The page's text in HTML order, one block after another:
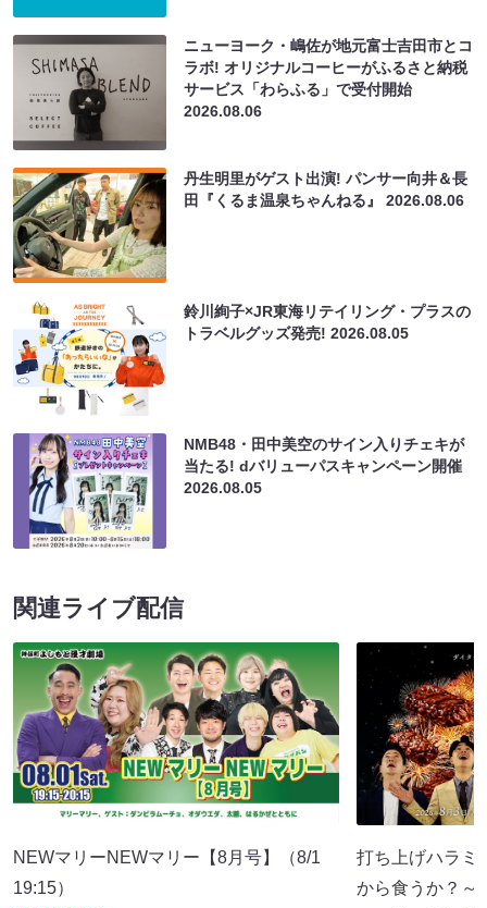
ニューヨーク・嶋佐が地元富士吉田市とコ
ラボ! オリジナルコーヒーがふるさと納税
サービス「わらふる」で受付開始
2026.08.06
丹生明里がゲスト出演! パンサー向井＆長
田『くるま温泉ちゃんねる』2026.08.06
鈴川絢子×JR東海リテイリング・プラスの
トラベルグッズ発売!2026.08.05
NMB48・田中美空のサイン入りチェキが
当たる! dバリューパスキャンペーン開催
2026.08.05
関連ライブ配信
NEWマリーNEWマリー【8月号】（8/1
19:15）
打ち上げハラミ
から食うか？～